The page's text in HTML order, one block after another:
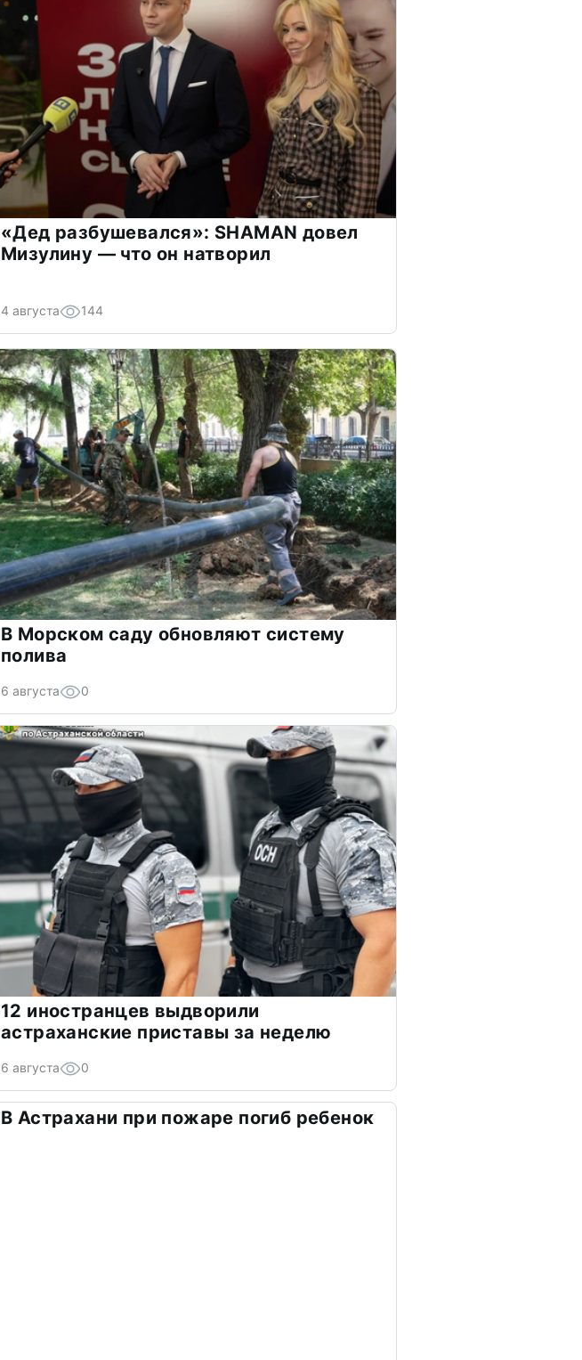
«Дед разбушевался»: SHAMAN довел
Мизулину — что он натворил
4 августа 144
В Морском саду обновляют систему
полива
6 августа 0
12 иностранцев выдворили
астраханские приставы за неделю
6 августа 0
В Астрахани при пожаре погиб ребенок